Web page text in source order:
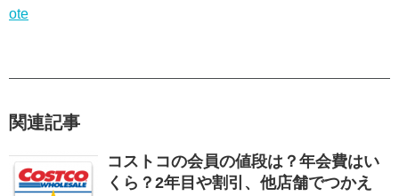
ote
関連記事
コストコの会員の値段は？年会費はい
くら？2年目や割引、他店舗でつかえ